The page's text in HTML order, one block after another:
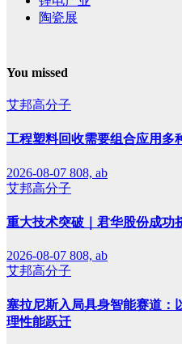
陶瓷展
You missed
艾邦高分子
工程塑料回收需要组合应用多
2026-08-07 808, ab
艾邦高分子
重大技术突破｜君华股份成功
2026-08-07 808, ab
艾邦高分子
塞拉尼斯入局具身智能赛道：
理性能跃迁